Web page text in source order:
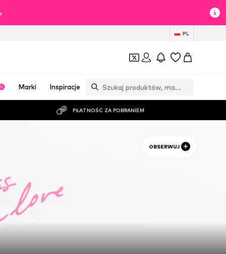
PL
Marki Inspiracje
PŁATNOŚĆ ZA POBRANIEM
OBSERWUJ